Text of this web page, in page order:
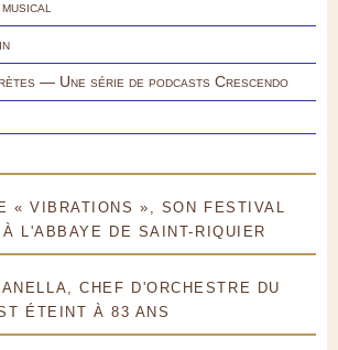
— Une série de podcasts Crescendo
« VIBRATIONS », SON FESTIVAL
L'ABBAYE DE SAINT-RIQUIER
CHEF D'ORCHESTRE DU
ÉTEINT À 83 ANS